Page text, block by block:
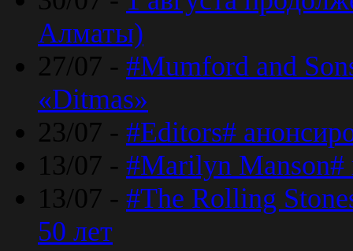
Алматы)
27/07 - #Mumford and
«Ditmas»
23/07 - #Editors#
13/07 - #Marilyn Manson#
13/07 - #The Rolling
50 лет